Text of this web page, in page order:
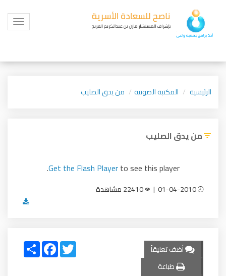
Toggle
الرئيسية المكتبة الصوتية من يدق الصليب
من يدق الصليب
Get the Flash Playerto see this player.
أضف تعليقاً
طباعة
Share
FacebookTwitter